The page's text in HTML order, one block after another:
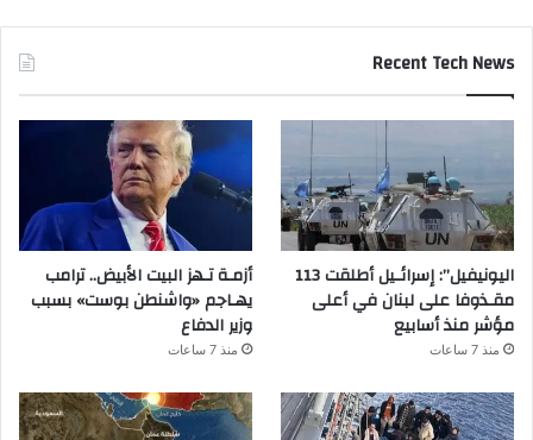
Recent Tech News
اليونيفيل”: إسرائـيل أطلقت 113
مقـذوفا على لبنان في أعلى
مؤشر منذ أسابيع
منذ 7 ساعات
أزمـة تـهز البيت الأبيض.. ترامب
يهـاجم «واشنطن بوست» بسبب
وزير الدفاع
منذ 7 ساعات